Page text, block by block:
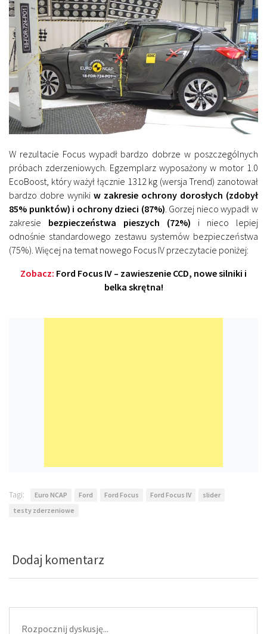
W rezultacie Focus wypadł bardzo dobrze w poszczególnych
próbach zderzeniowych. Egzemplarz wyposażony w motor 1.0
EcoBoost, który ważył łącznie 1312 kg (wersja Trend) zanotował
bardzo dobre wyniki w zakresie ochrony dorosłych (zdobył
85% punktów) i ochrony dzieci (87%). Gorzej nieco wypadł w
zakresie bezpieczeństwa pieszych (72%) i nieco lepiej
odnośnie standardowego zestawu systemów bezpieczeństwa
(75%). Więcej na temat nowego Focus IV przeczytacie poniżej:
Zobacz: Ford Focus IV – zawieszenie CCD, nowe silniki i
belka skrętna!
Tagi: Euro NCAP Ford Ford Focus Ford Focus IV
slider
testy zderzeniowe
Dodaj komentarz